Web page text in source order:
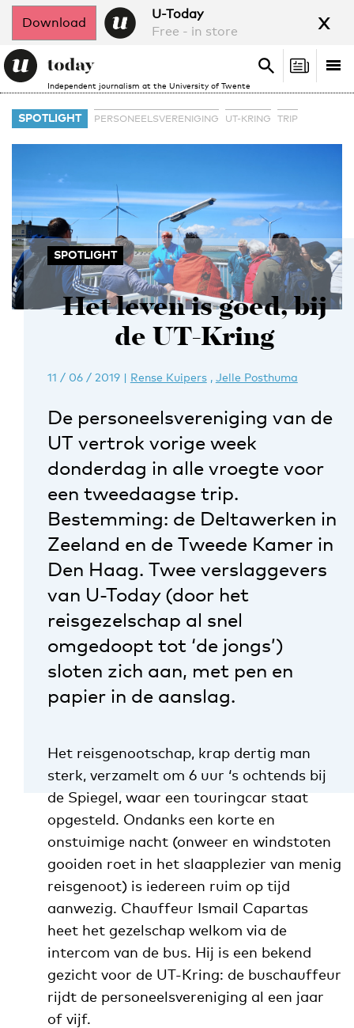
Download
U-Today
Free - in store
x
Independent journalism at the University of Twente
Search
Search
SPOTLIGHT PERSONEELSVERENIGING UT-KRING TRIP
SPOTLIGHT
Het leven is goed, bij
de UT-Kring
11 / 06 / 2019 | Rense Kuipers, Jelle Posthuma
De personeelsvereniging van de
UT vertrok vorige week
donderdag in alle vroegte voor
een tweedaagse trip.
Bestemming: de Deltawerken in
Zeeland en de Tweede Kamer in
Den Haag. Twee verslaggevers
van U-Today (door het
reisgezelschap al snel
omgedoopt tot ‘de jongs’)
sloten zich aan, met pen en
papier in de aanslag.
Het reisgenootschap, krap dertig man
sterk, verzamelt om 6 uur ‘s ochtends bij
de Spiegel, waar een touringcar staat
opgesteld. Ondanks een korte en
onstuimige nacht (onweer en windstoten
gooiden roet in het slaapplezier van menig
reisgenoot) is iedereen ruim op tijd
aanwezig. Chauffeur Ismail Capartas
heet het gezelschap welkom via de
intercom van de bus. Hij is een bekend
gezicht voor de UT-Kring: de buschauffeur
rijdt de personeelsvereniging al een jaar
of vijf.